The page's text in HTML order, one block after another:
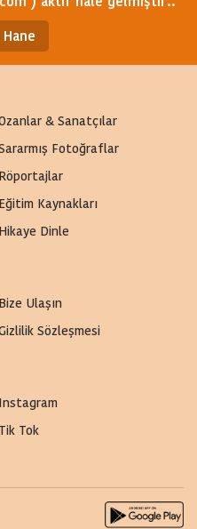
& Sanatçılar
Fotoğraflar
Röportajlar
Eğitim Kaynakları
Hikaye Dinle
Bize Ulaşın
Sözleşmesi
Instagram
Tik Tok